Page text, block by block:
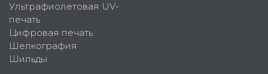
Ультрафиолетовая UV-
печать
Цифровая печать
Шелкография
Шильды